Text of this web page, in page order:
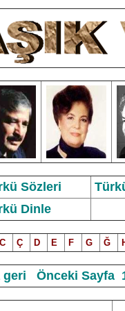
Sözleri
Dinle
C Ç D E F G Ğ
geri Önceki Sayfa